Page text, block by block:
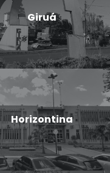
Giruá
Horizontina